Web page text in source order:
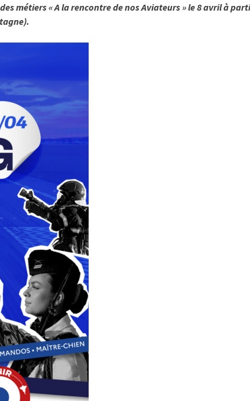
métiers « A la rencontre de nos Aviateurs » le 8 avril à